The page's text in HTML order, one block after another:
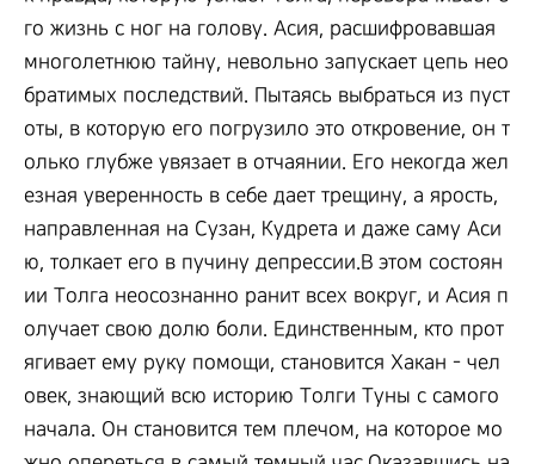
го жизнь с ног на голову. Асия, расшифровавшая
многолетнюю тайну, невольно запускает цепь нео
братимых последствий. Пытаясь выбраться из пуст
оты, в которую его погрузило это откровение, он т
олько глубже увязает в отчаянии. Его некогда жел
езная уверенность в себе дает трещину, а ярость,
направленная на Сузан, Кудрета и даже саму Аси
ю, толкает его в пучину депрессии.В этом состоян
ии Толга неосознанно ранит всех вокруг, и Асия п
олучает свою долю боли. Единственным, кто прот
ягивает ему руку помощи, становится Хакан - чел
овек, знающий всю историю Толги Туны с самого
начала. Он становится тем плечом, на которое мо